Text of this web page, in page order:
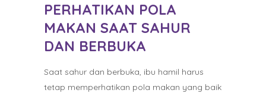
PERHATIKAN POLA
MAKAN SAAT SAHUR
DAN BERBUKA
Saat sahur dan berbuka, ibu hamil harus
tetap memperhatikan pola makan yang baik